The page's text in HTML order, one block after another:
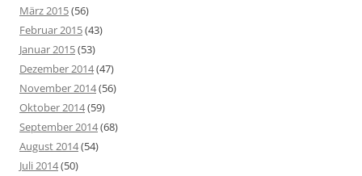
März 2015(56)
Februar 2015(43)
Januar 2015(53)
Dezember 2014(47)
November 2014(56)
Oktober 2014(59)
September 2014(68)
August 2014(54)
Juli 2014(50)